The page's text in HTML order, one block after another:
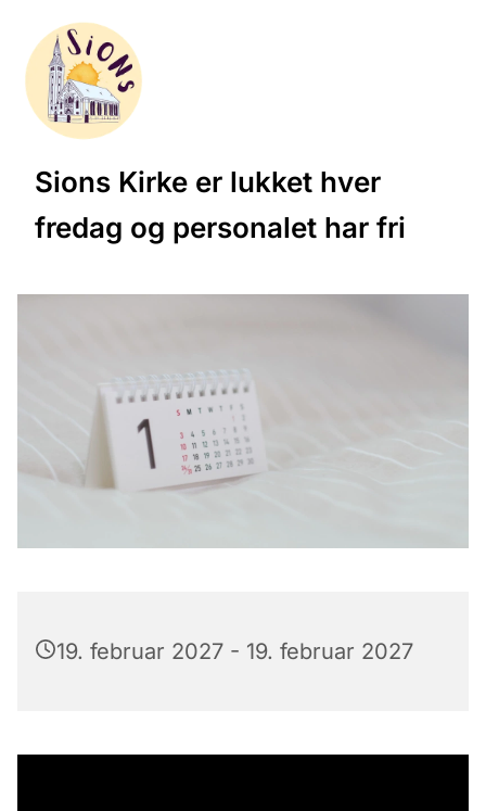
Sions Kirke er lukket hver
fredag og personalet har fri
19. februar 2027 - 19. februar 2027